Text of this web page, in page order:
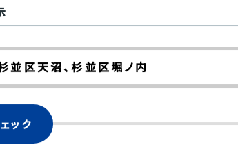
並区天沼、杉並区堀ノ内
ック